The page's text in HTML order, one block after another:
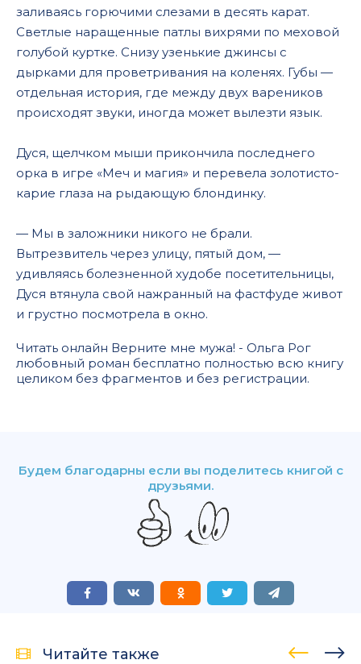
заливаясь горючими слезами в десять карат.
Светлые наращенные патлы вихрями по меховой
голубой куртке. Снизу узенькие джинсы с
дырками для проветривания на коленях. Губы —
отдельная история, где между двух вареников
происходят звуки, иногда может вылезти язык.
Дуся, щелчком мыши прикончила последнего
орка в игре «Меч и магия» и перевела золотисто-
карие глаза на рыдающую блондинку.
— Мы в заложники никого не брали.
Вытрезвитель через улицу, пятый дом, —
удивляясь болезненной худобе посетительницы,
Дуся втянула свой нажранный на фастфуде живот
и грустно посмотрела в окно.
Читать онлайн Верните мне мужа! - Ольга Рог
любовный роман бесплатно полностью всю книгу
целиком без фрагментов и без регистрации.
Будем благодарны если вы поделитесь книгой с
друзьями.
Читайте также